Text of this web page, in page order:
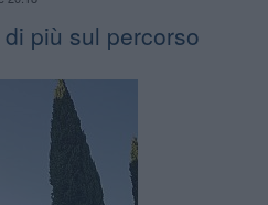
più sul percorso